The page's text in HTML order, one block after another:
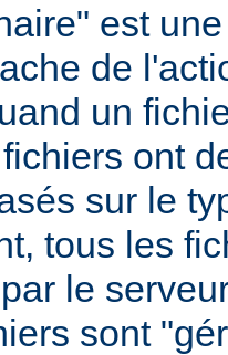
est
de
un
ont
sur le
tous les
le
sont